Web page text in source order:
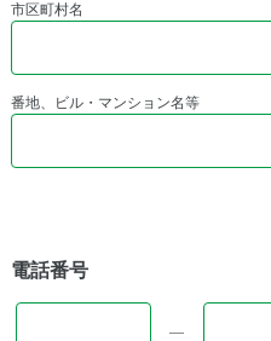
市区町村名
番地、ビル・マンション名等
電話番号
―